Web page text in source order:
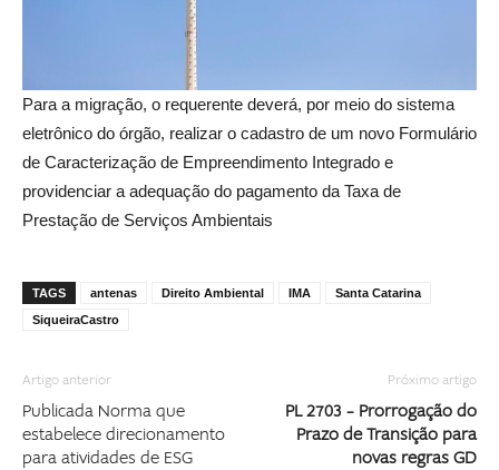
Para a migração, o requerente deverá, por meio do sistema
eletrônico do órgão, realizar o cadastro de um novo Formulário
de Caracterização de Empreendimento Integrado e
providenciar a adequação do pagamento da Taxa de
Prestação de Serviços Ambientais
TAGS antenas Direito Ambiental IMA
Santa Catarina
SiqueiraCastro
Artigo anterior
Publicada Norma que
estabelece direcionamento
para atividades de ESG
Próximo artigo
PL 2703 – Prorrogação do
Prazo de Transição para
novas regras GD